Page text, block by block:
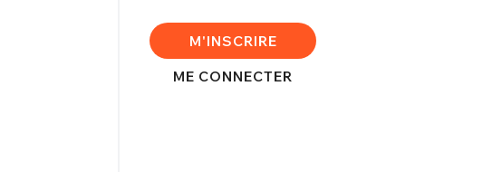
M'INSCRIRE
ME CONNECTER